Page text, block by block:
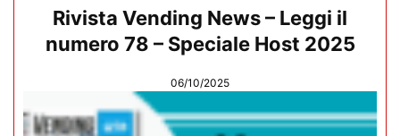
Rivista Vending News – Leggi il
numero 78 – Speciale Host 2025
06/10/2025